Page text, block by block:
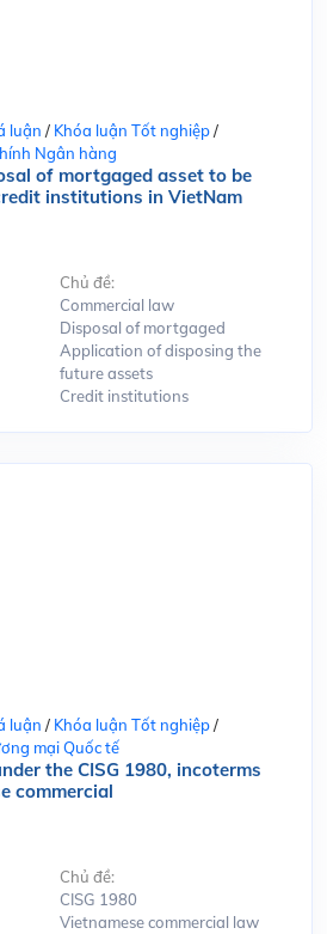
luận / Khóa luận Tốt nghiệp/
Ngân hàng
of mortgaged asset to be
institutions in VietNam
Chủ đề:
Commercial law
Disposal of mortgaged
Application of disposing the
future assets
Credit institutions
luận / Khóa luận Tốt nghiệp/
mại Quốc tế
the CISG 1980, incoterms
commercial
Chủ đề:
CISG 1980
Vietnamese commercial law